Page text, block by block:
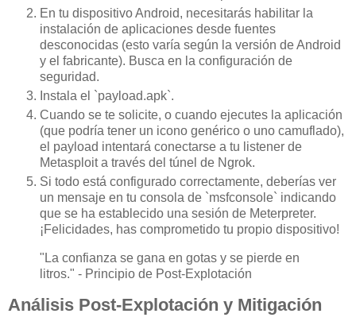
En tu dispositivo Android, necesitarás habilitar la
instalación de aplicaciones desde fuentes
desconocidas (esto varía según la versión de Android
y el fabricante). Busca en la configuración de
seguridad.
Instala el `payload.apk`.
Cuando se te solicite, o cuando ejecutes la aplicación
(que podría tener un icono genérico o uno camuflado),
el payload intentará conectarse a tu listener de
Metasploit a través del túnel de Ngrok.
Si todo está configurado correctamente, deberías ver
un mensaje en tu consola de `msfconsole` indicando
que se ha establecido una sesión de Meterpreter.
¡Felicidades, has comprometido tu propio dispositivo!
"La confianza se gana en gotas y se pierde en
litros." - Principio de Post-Explotación
Análisis Post-Explotación y Mitigación